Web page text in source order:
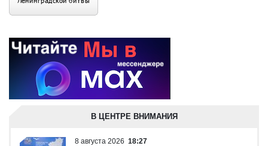
В ЦЕНТРЕ ВНИМАНИЯ
8 августа 2026 18:27